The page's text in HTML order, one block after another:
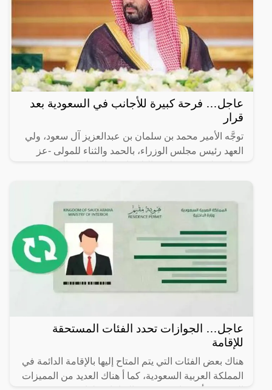
عاجل… فرحة كبيرة للأجانب في السعودية بعد
قرار
توجَّه الأمير محمد بن سلمان بن عبدالعزيز آل سعود، ولي
العهد رئيس مجلس الوزراء، بالحمد والثناء للمولى -عز
عاجل… الجوازات تحدد الفئات المستحقة
للإقامة
هناك بعض الفئات التي يتم المتاح إليها بالإقامة الدائمة في
المملكة العربية السعودية، كما أ هناك العديد من المميزات